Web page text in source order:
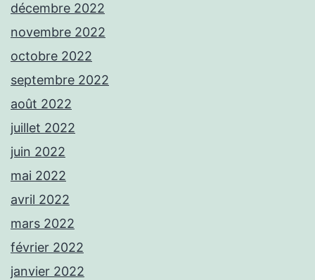
décembre 2022
novembre 2022
octobre 2022
septembre 2022
août 2022
juillet 2022
juin 2022
mai 2022
avril 2022
mars 2022
février 2022
janvier 2022